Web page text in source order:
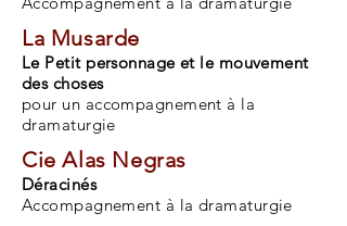
La Musarde
Le Petit personnage et le mouvement
des choses
pour un accompagnement à la
dramaturgie
Cie Alas Negras
Déracinés
Accompagnement à la dramaturgie